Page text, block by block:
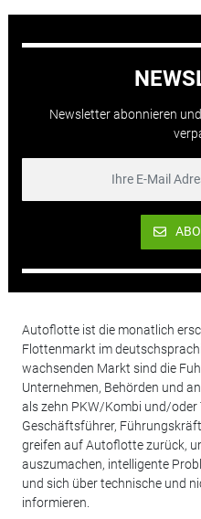
Newsletter abonnieren
Autoflotte ist die monatlich
Flottenmarkt im
wachsenden Markt sind die
Unternehmen, Behörden und
als zehn PKW/Kombi und/
Geschäftsführer,
greifen auf Autoflotte zurück,
auszumachen, intelligente
und sich über technische und
informieren.